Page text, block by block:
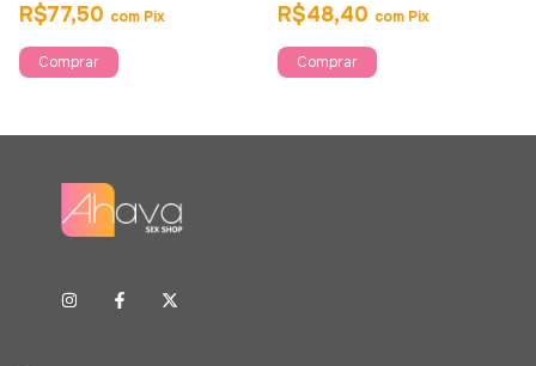
R$77,50 com Pix R$48,40 com Pix